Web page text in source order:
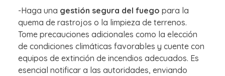
-Haga una gestión segura del fuego para la
quema de rastrojos o la limpieza de terrenos.
Tome precauciones adicionales como la elección
de condiciones climáticas favorables y cuente con
equipos de extinción de incendios adecuados. Es
esencial notificar a las autoridades, enviando